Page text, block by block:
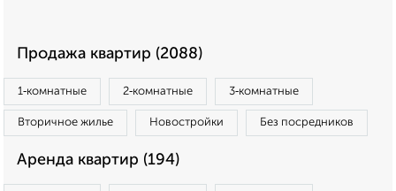
Продажа квартир (2088)
1‑комнатные 2‑комнатные 3‑комнатные
Вторичное жилье Новостройки Без посредников
Аренда квартир (194)